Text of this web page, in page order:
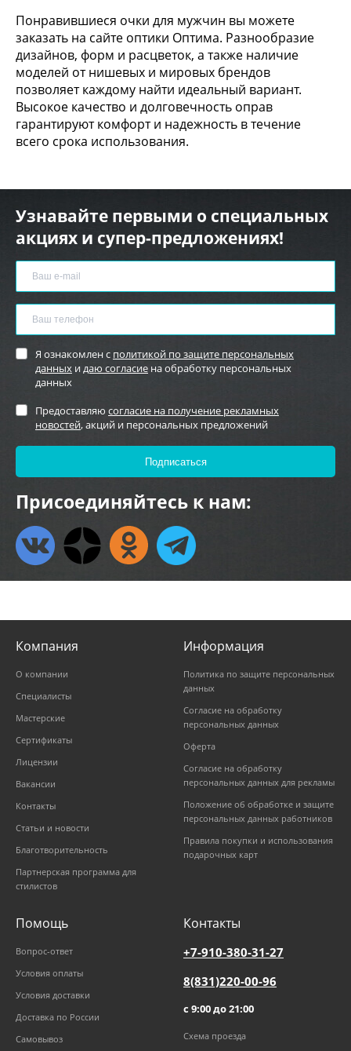
Понравившиеся очки для мужчин вы можете
заказать на сайте оптики Оптима. Разнообразие
дизайнов, форм и расцветок, а также наличие
моделей от нишевых и мировых брендов
позволяет каждому найти идеальный вариант.
Высокое качество и долговечность оправ
гарантируют комфорт и надежность в течение
всего срока использования.
Узнавайте первыми о специальных
акциях и супер-предложениях!
Я ознакомлен с политикой по защите персональных
данных идаю согласие на обработку персональных
данных
Предоставляю согласие на получение рекламных
новостей, акций и персональных предложений
Присоединяйтесь к нам:
Компания
О компании
Специалисты
Мастерские
Сертификаты
Лицензии
Вакансии
Контакты
Статьи и новости
Благотворительность
Партнерская программа для
стилистов
Информация
Политика по защите персональных
данных
Согласие на обработку
персональных данных
Оферта
Согласие на обработку
персональных данных для рекламы
Положение об обработке и защите
персональных данных работников
Правила покупки и использования
подарочных карт
Помощь
Вопрос-ответ
Условия оплаты
Условия доставки
Доставка по России
Самовывоз
Контакты
+7-910-380-31-27
8(831)220-00-96
с 9:00 до 21:00
Схема проезда